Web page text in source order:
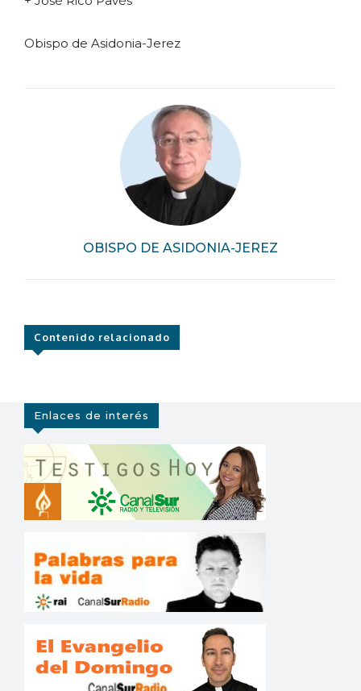
OBISPO DE ASIDONIA-JEREZ
Obispo de Asidonia-Jerez
Contenido relacionado
Enlaces de interés